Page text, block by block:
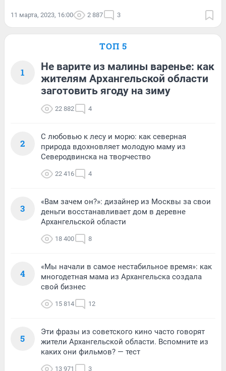
11 марта, 2023, 16:00 2 887 3
ТОП 5
1
Не варите из малины варенье: как
жителям Архангельской области
заготовить ягоду на зиму
22 882 4
2
С любовью к лесу и морю: как северная
природа вдохновляет молодую маму из
Северодвинска на творчество
22 416 4
3
«Вам зачем он?»: дизайнер из Москвы за свои
деньги восстанавливает дом в деревне
Архангельской области
18 400 8
4
«Мы начали в самое нестабильное время»: как
многодетная мама из Архангельска создала
свой бизнес
15 814 12
5
Эти фразы из советского кино часто говорят
жители Архангельской области. Вспомните из
каких они фильмов? — тест
13 971 3